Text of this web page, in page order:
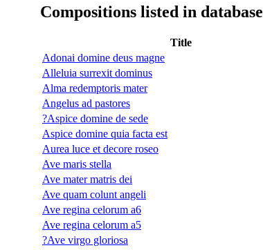
Compositions listed in database
Title
Adonai domine deus magne
Alleluia surrexit dominus
Alma redemptoris mater
Angelus ad pastores
?Aspice domine de sede
Aspice domine quia facta est
Aurea luce et decore roseo
Ave maris stella
Ave mater matris dei
Ave quam colunt angeli
Ave regina celorum a6
Ave regina celorum a5
?Ave virgo gloriosa